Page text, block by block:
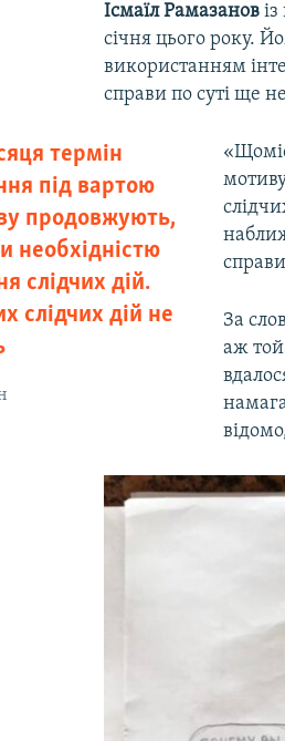
Ісмаїл Рамазанов
січня цього року.
використанням
справи по суті ще
термін
під вартою
продовжують,
необхідністю
слідчих дій.
слідчих дій не
За
аж той